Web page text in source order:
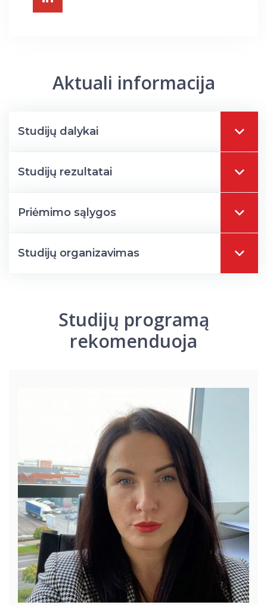
Aktuali informacija
Studijų dalykai
Studijų rezultatai
Priėmimo sąlygos
Studijų organizavimas
Studijų programą
rekomenduoja